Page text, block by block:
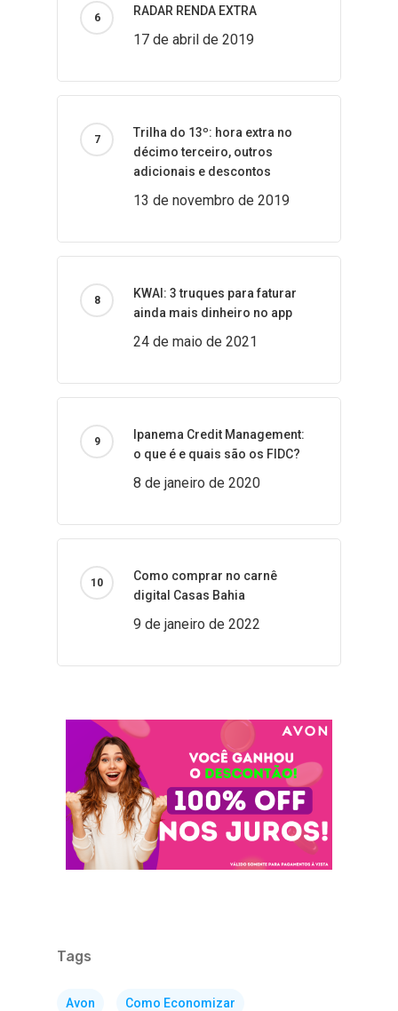
RADAR RENDA EXTRA
17 de abril de 2019
Trilha do 13º: hora extra no
décimo terceiro, outros
adicionais e descontos
13 de novembro de 2019
KWAI: 3 truques para faturar
ainda mais dinheiro no app
24 de maio de 2021
Ipanema Credit Management:
o que é e quais são os FIDC?
8 de janeiro de 2020
Como comprar no carnê
digital Casas Bahia
9 de janeiro de 2022
Tags
Avon Como Economizar